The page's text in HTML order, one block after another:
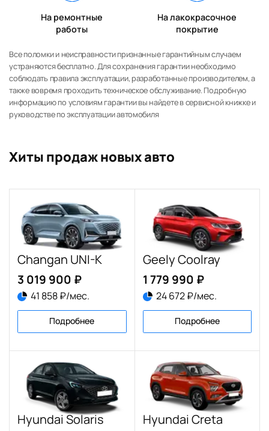
На ремонтные
работы
На лакокрасочное
покрытие
Все поломки и неисправности признанные гарантийным случаем
устраняются бесплатно. Для сохранения гарантии необходимо
соблюдать правила эксплуатации, разработанные производителем, а
также вовремя проходить техническое обслуживание. Подробную
информацию по условиям гарантии вы найдете в сервисной книжке и
руководстве по эксплуатации автомобиля
Хиты продаж новых авто
Changan UNI-K
3 019 900 ₽
41 858 ₽/мес.
Подробнее
Geely Coolray
1 779 990 ₽
24 672 ₽/мес.
Подробнее
Hyundai Solaris Hyundai Creta